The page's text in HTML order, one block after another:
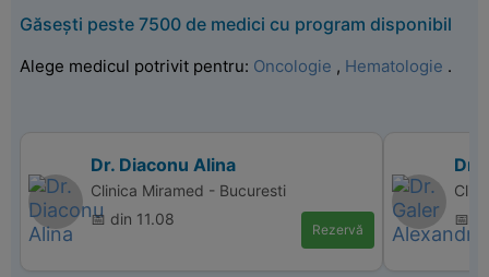
Găsești peste 7500 de medici cu program disponibil
Alege medicul potrivit pentru: Oncologie , Hematologie .
Dr. Diaconu Alina
Clinica Miramed - Bucuresti
📅 din 11.08
Rezervă
Dr.
📅